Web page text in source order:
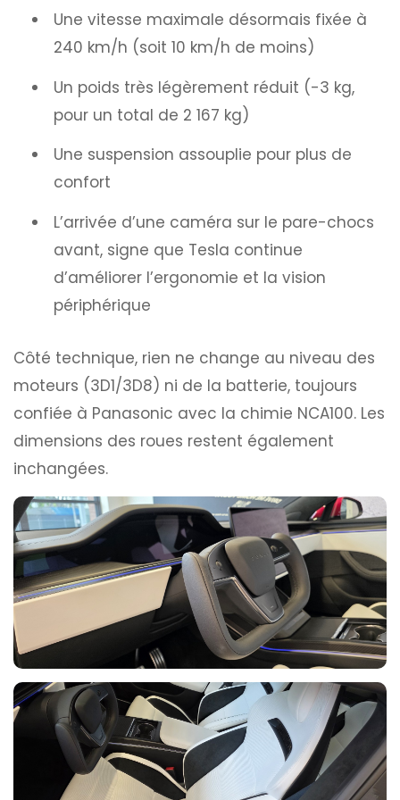
Une vitesse maximale désormais fixée à
240 km/h (soit 10 km/h de moins)
Un poids très légèrement réduit (-3 kg,
pour un total de 2 167 kg)
Une suspension assouplie pour plus de
confort
L’arrivée d’une caméra sur le pare-chocs
avant, signe que Tesla continue
d’améliorer l’ergonomie et la vision
périphérique
Côté technique, rien ne change au niveau des
moteurs (3D1/3D8) ni de la batterie, toujours
confiée à Panasonic avec la chimie NCA100. Les
dimensions des roues restent également
inchangées.